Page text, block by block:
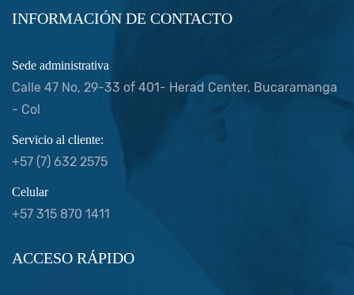
INFORMACIÓN DE CONTACTO
Sede administrativa
Calle 47 No, 29-33 of 401- Herad Center, Bucaramanga
- Col
Servicio al cliente:
+57 (7) 632 2575
Celular
+57 315 870 1411
ACCESO RÁPIDO